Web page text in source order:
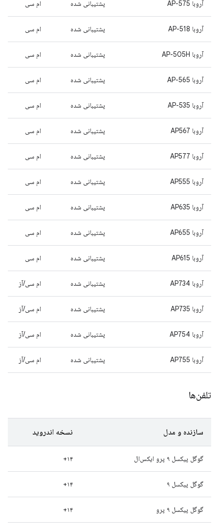
آروبا AP-575 پشتیبانی شده ام سی
آروبا AP-518 پشتیبانی شده ام سی
آروبا AP-505H پشتیبانی شده ام سی
آروبا AP-565 پشتیبانی شده ام سی
آروبا AP-535 پشتیبانی شده ام سی
آروبا AP567 پشتیبانی شده ام سی
آروبا AP577 پشتیبانی شده ام سی
آروبا AP555 پشتیبانی شده ام سی
آروبا AP635 پشتیبانی شده ام سی
آروبا AP655 پشتیبانی شده ام سی
آروبا AP615 پشتیبانی شده ام سی
آروبا AP734 پشتیبانی شده ام سی/آز
آروبا AP735 پشتیبانی شده ام سی/آز
آروبا AP754 پشتیبانی شده ام سی/آز
آروبا AP755 پشتیبانی شده ام سی/آز
تلفن‌ها
سازنده و مدل نسخه اندروید
گوگل پیکسل ۹ پرو ایکس‌ال ۱۴+
گوگل پیکسل ۹ ۱۴+
گوگل پیکسل ۹ پرو ۱۴+